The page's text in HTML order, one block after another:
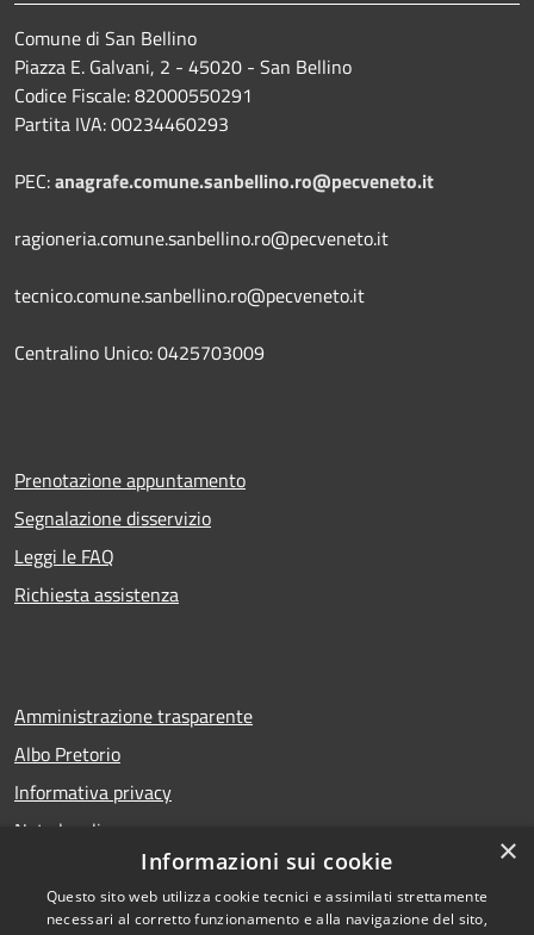
Comune di San Bellino
Piazza E. Galvani, 2 - 45020 - San Bellino
Codice Fiscale: 82000550291
Partita IVA: 00234460293
PEC:anagrafe.comune.sanbellino.ro@pecveneto.it
ragioneria.comune.sanbellino.ro@pecveneto.it
tecnico.comune.sanbellino.ro@pecveneto.it
Centralino Unico: 0425703009
Prenotazione appuntamento
Segnalazione disservizio
Leggi le FAQ
Richiesta assistenza
Amministrazione trasparente
Albo Pretorio
Informativa privacy
Note legali
Dichiarazione di accessibilità
×
Informazioni sui cookie
Questo sito web utilizza cookie tecnici e assimilati strettamente
necessari al corretto funzionamento e alla navigazione del sito,